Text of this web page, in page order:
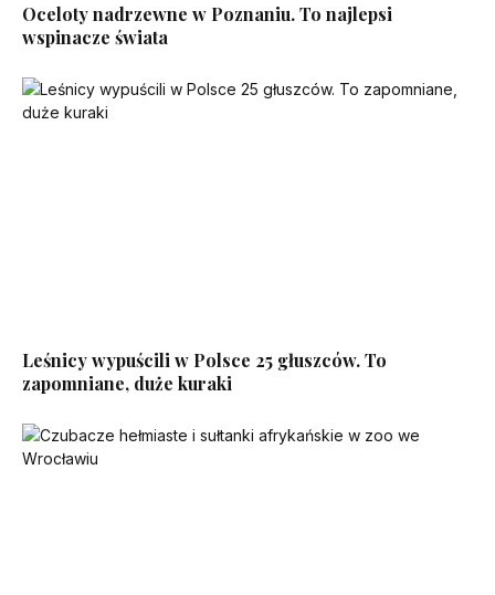
Oceloty nadrzewne w Poznaniu. To najlepsi
wspinacze świata
Leśnicy wypuścili w Polsce 25 głuszców. To
zapomniane, duże kuraki